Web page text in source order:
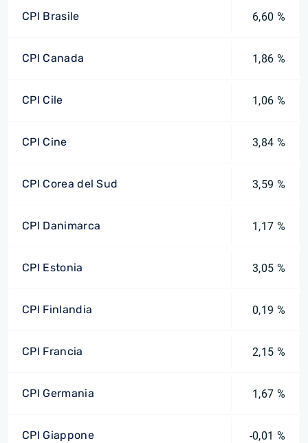
CPI Brasile 6,60 %
CPI Canada 1,86 %
CPI Cile 1,06 %
CPI Cine 3,84 %
CPI Corea del Sud 3,59 %
CPI Danimarca 1,17 %
CPI Estonia 3,05 %
CPI Finlandia 0,19 %
CPI Francia 2,15 %
CPI Germania 1,67 %
CPI Giappone -0,01 %